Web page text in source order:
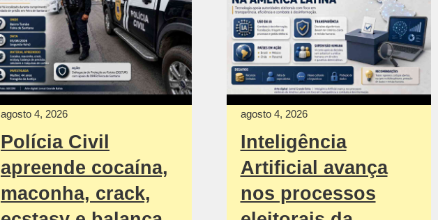
agosto 4, 2026
Polícia Civil
apreende cocaína,
maconha, crack,
agosto 4, 2026
Inteligência
Artificial avança
nos processos